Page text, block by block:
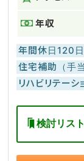
年収
年間休日120
住宅補助（手
リハビリテーシ
検討リス